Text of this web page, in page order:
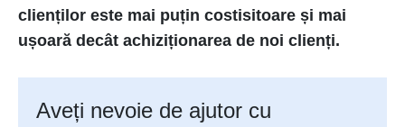
clienților este mai puțin costisitoare și mai
ușoară decât achiziționarea de noi clienți.
Aveți nevoie de ajutor cu